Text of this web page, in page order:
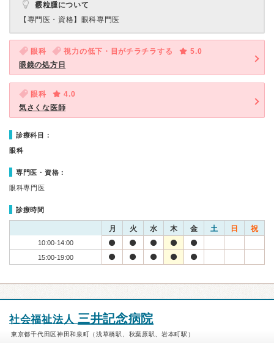
霰粒腫について
【専門医・資格】 眼科専門医
眼科 視力の低下・目がチラチラする
5.0
眼鏡の処方日
眼科
4.0
気さくな医師
診療科目：
眼科
専門医・資格：
眼科専門医
診療時間
月 火 水 木 金 土 日 祝
10:00-14:00
15:00-19:00
社会福祉法人 三井記念病院
東京都千代田区神田和泉町（浅草橋駅、秋葉原駅、岩本町駅）